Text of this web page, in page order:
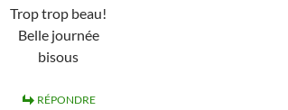
Trop trop beau!
Belle journée
bisous
RÉPONDRE